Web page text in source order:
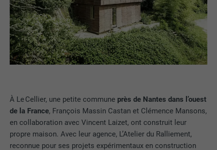
À Le Cellier, une petite commune près de Nantes dans l’ouest
de la France, François Massin Castan et Clémence Mansons,
en collaboration avec Vincent Laizet, ont construit leur
propre maison. Avec leur agence, L’Atelier du Ralliement,
reconnue pour ses projets expérimentaux en construction